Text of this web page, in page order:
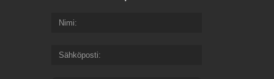
Nimi
Sähköposti